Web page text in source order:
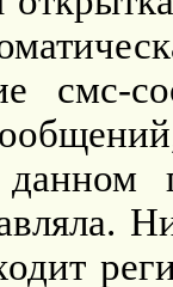
смс-